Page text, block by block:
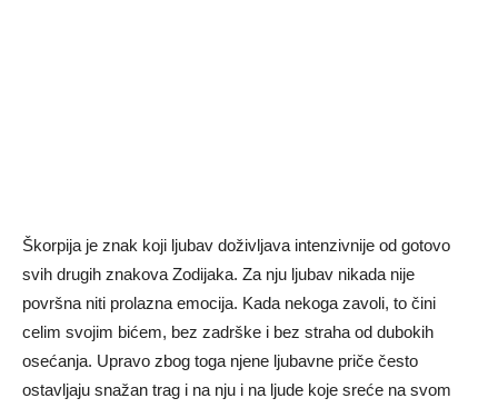
Škorpija je znak koji ljubav doživljava intenzivnije od gotovo
svih drugih znakova Zodijaka. Za nju ljubav nikada nije
površna niti prolazna emocija. Kada nekoga zavoli, to čini
celim svojim bićem, bez zadrške i bez straha od dubokih
osećanja. Upravo zbog toga njene ljubavne priče često
ostavljaju snažan trag i na nju i na ljude koje sreće na svom